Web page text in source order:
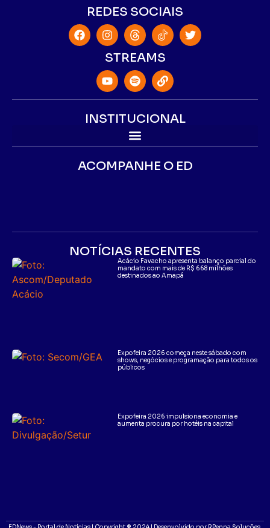
REDES SOCIAIS
STREAMS
INSTITUCIONAL
ACOMPANHE O ED
NOTÍCIAS RECENTES
Acácio Favacho apresenta balanço parcial do
mandato com mais de R$ 668 milhões
destinados ao Amapá
Expofeira 2026 começa neste sábado com
shows, negócios e programação para todos os
públicos
Expofeira 2026 impulsiona economia e
aumenta procura por hotéis na capital